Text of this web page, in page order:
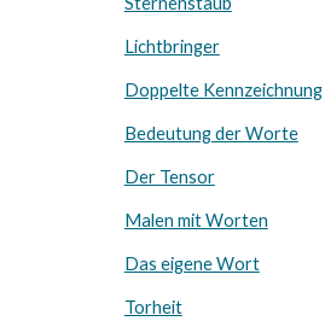
Lichtbringer
Doppelte Kennzeichnung
Bedeutung der Worte
Der Tensor
Malen mit Worten
Das eigene Wort
Torheit